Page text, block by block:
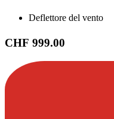
Deflettore del vento
CHF 999.00